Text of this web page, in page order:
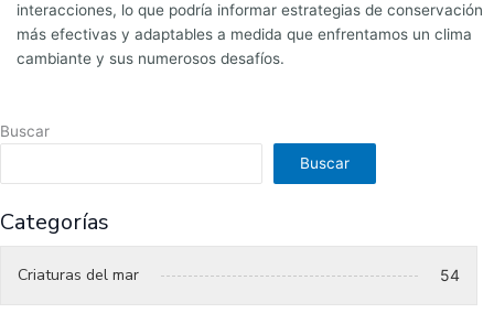
interacciones, lo que podría informar estrategias de conservación
más efectivas y adaptables a medida que enfrentamos un clima
cambiante y sus numerosos desafíos.
Buscar
Buscar
Categorías
Criaturas del mar 54